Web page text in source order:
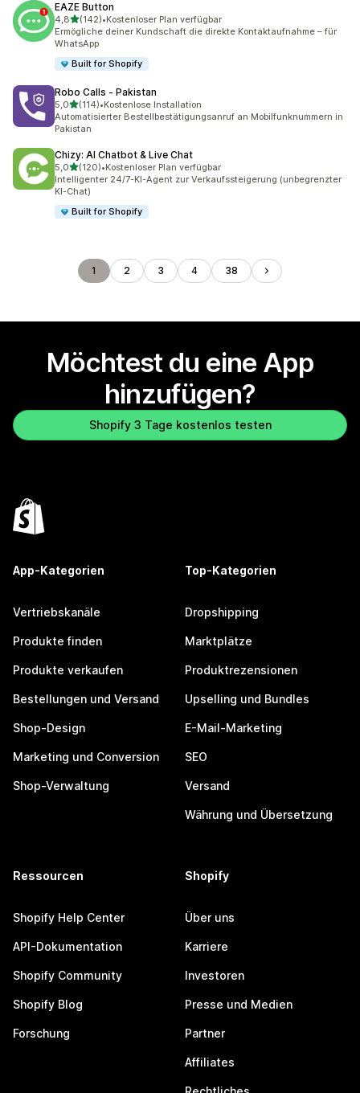
EAZE Button
4,8von 5 Sternen
(142)
142 Rezensionen insgesamt
•Kostenloser Plan verfügbar
Ermögliche deiner Kundschaft die direkte Kontaktaufnahme – für
WhatsApp
Built for Shopify
Robo Calls ‑ Pakistan
5,0von 5 Sternen
(114)
114 Rezensionen insgesamt
•Kostenlose Installation
Automatisierter Bestellbestätigungsanruf an Mobilfunknummern in
Pakistan
Chizy: AI Chatbot & Live Chat
5,0von 5 Sternen
(120)
120 Rezensionen insgesamt
•Kostenloser Plan verfügbar
Intelligenter 24/7-KI-Agent zur Verkaufssteigerung (unbegrenzter
KI-Chat)
Built for Shopify
1 2 3 4 38
Möchtest du eine App
hinzufügen?
Shopify 3 Tage kostenlos testen
App-Kategorien
Vertriebskanäle
Produkte finden
Produkte verkaufen
Bestellungen und Versand
Shop-Design
Marketing und Conversion
Shop-Verwaltung
Top-Kategorien
Dropshipping
Marktplätze
Produktrezensionen
Upselling und Bundles
E-Mail-Marketing
SEO
Versand
Währung und Übersetzung
Ressourcen
Shopify Help Center
API-Dokumentation
Shopify Community
Shopify Blog
Forschung
Shopify
Über uns
Karriere
Investoren
Presse und Medien
Partner
Affiliates